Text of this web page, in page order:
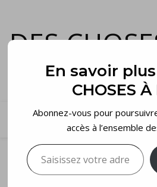
DES
et voilà…
En savoir
CHOSES À
Abonnez-vous pour
accès à l’ensemble
Saisissez votre adresse e-